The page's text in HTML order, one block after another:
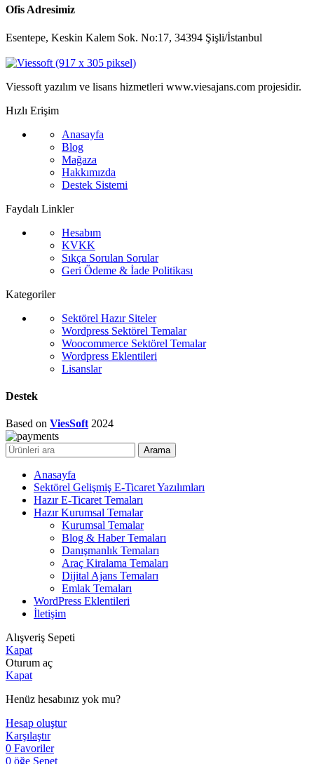
Ofis Adresimiz
Esentepe, Keskin Kalem Sok. No:17, 34394 Şişli/İstanbul
Viessoft yazılım ve lisans hizmetleri www.viesajans.com projesidir.
Hızlı Erişim
Anasayfa
Blog
Mağaza
Hakkımızda
Destek Sistemi
Faydalı Linkler
Hesabım
KVKK
Sıkça Sorulan Sorular
Geri Ödeme & İade Politikası
Kategoriler
Sektörel Hazır Siteler
Wordpress Sektörel Temalar
Woocommerce Sektörel Temalar
Wordpress Eklentileri
Lisanslar
Destek
Based on ViesSoft 2024
Arama
Anasayfa
Sektörel Gelişmiş E-Ticaret Yazılımları
Hazır E-Ticaret Temaları
Hazır Kurumsal Temalar
Kurumsal Temalar
Blog & Haber Temaları
Danışmanlık Temaları
Araç Kiralama Temaları
Dijital Ajans Temaları
Emlak Temaları
WordPress Eklentileri
İletişim
Alışveriş Sepeti
Kapat
Oturum aç
Kapat
Henüz hesabınız yok mu?
Hesap oluştur
Karşılaştır
0 Favoriler
0 öğe Sepet